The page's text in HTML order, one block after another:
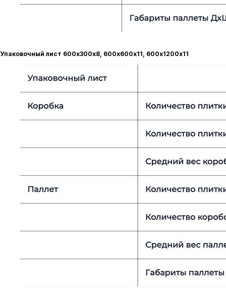
Упаковочный лист 600х300х8, 600х600х11, 600х1200х11